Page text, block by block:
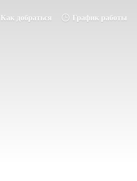
Как добраться График работы